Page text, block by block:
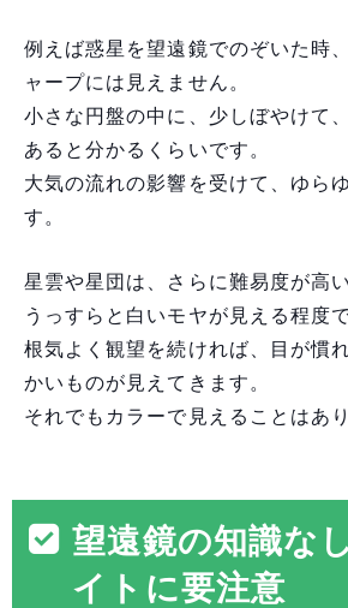
例えば惑星を望遠鏡でのぞいた時
ャープには見えません。
小さな円盤の中に、少しぼやけて
あると分かるくらいです。
大気の流れの影響を受けて、ゆら
す。
星雲や星団は、さらに難易度が高い
うっすらと白いモヤが見える程度で
根気よく観望を続ければ、目が慣
かいものが見えてきます。
それでもカラーで見えることはあ
望遠鏡の知識な
イトに要注意